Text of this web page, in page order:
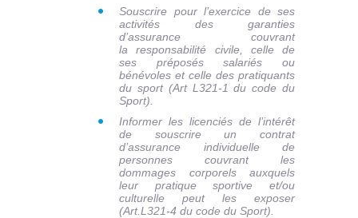
Souscrire pour l’exercice de ses
activités des garanties
d’assurance couvrant
la responsabilité civile, celle de
ses préposés salariés ou
bénévoles et celle des pratiquants
du sport (Art L321-1 du code du
Sport).
Informer les licenciés de l’intérêt
de souscrire un contrat
d’assurance individuelle de
personnes couvrant les
dommages corporels auxquels
leur pratique sportive et/ou
culturelle peut les exposer
(Art.L321-4 du code du Sport).